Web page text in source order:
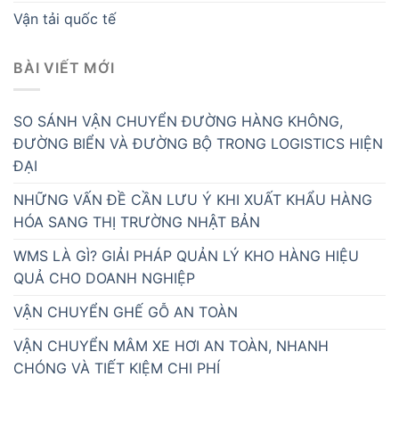
Vận tải quốc tế
BÀI VIẾT MỚI
SO SÁNH VẬN CHUYỂN ĐƯỜNG HÀNG KHÔNG,
ĐƯỜNG BIỂN VÀ ĐƯỜNG BỘ TRONG LOGISTICS HIỆN
ĐẠI
NHỮNG VẤN ĐỀ CẦN LƯU Ý KHI XUẤT KHẨU HÀNG
HÓA SANG THỊ TRƯỜNG NHẬT BẢN
WMS LÀ GÌ? GIẢI PHÁP QUẢN LÝ KHO HÀNG HIỆU
QUẢ CHO DOANH NGHIỆP
VẬN CHUYỂN GHẾ GỖ AN TOÀN
VẬN CHUYỂN MÂM XE HƠI AN TOÀN, NHANH
CHÓNG VÀ TIẾT KIỆM CHI PHÍ